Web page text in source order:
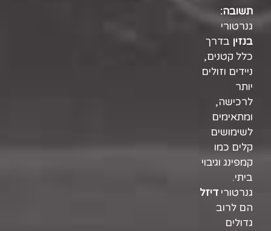
תשובה:
גנרטורי
בנזין בדרך
כלל קטנים,
ניידים וזולים
יותר
לרכישה,
ומתאימים
לשימושים
קלים כמו
קמפינג וגיבוי
ביתי.
גנרטורידיזל
הם לרוב
גדולים